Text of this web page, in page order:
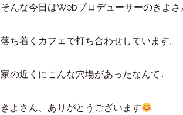
そんな今日はWebプロデューサーのきよさ
落ち着くカフェで打ち合わせしています。
家の近くにこんな穴場があったなんて..
きよさん、ありがとうございます